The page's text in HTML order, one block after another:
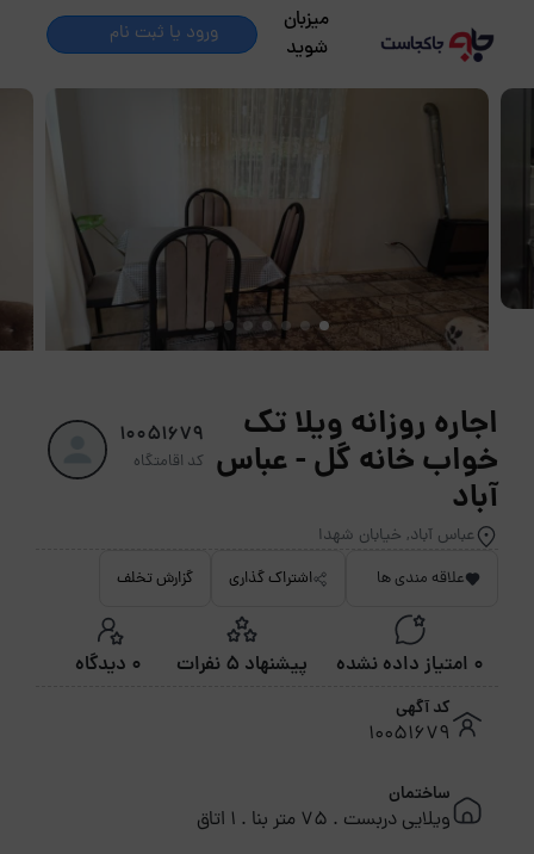
میزبان
شوید
ورود یا ثبت نام
اجاره روزانه ویلا تک
خواب خانه گل - عباس
آباد
عباس آباد, خیابان شهدا
10051679
کد اقامتگاه
علاقه مندی ها اشتراک گذاری گزارش تخلف
0 امتیاز داده نشده پیشنهاد 5 نفرات 0 دیدگاه
کد آگهی
10051679
ساختمان
ویلایی دربست . 75 متر بنا . 1 اتاق